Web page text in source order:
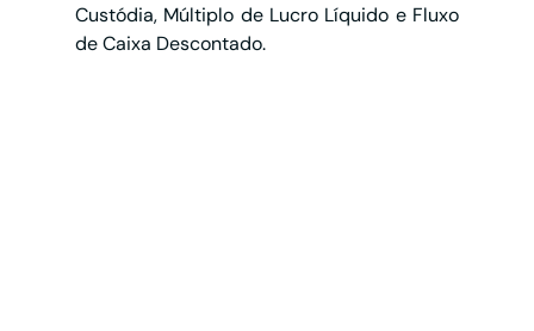
Custódia, Múltiplo de Lucro Líquido e Fluxo
de Caixa Descontado.